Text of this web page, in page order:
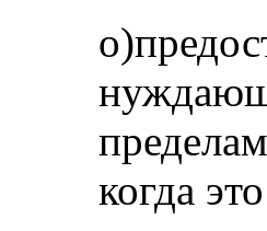
когда